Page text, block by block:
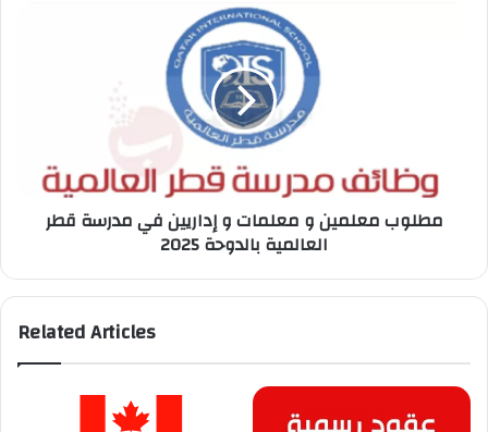
مدرسة
العالميةمطلوب معلمين و معلمات و إداريين في مدرسة قطر
العالمية بالدوحة 2025
Related Articles